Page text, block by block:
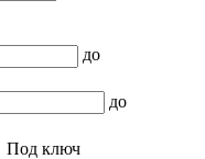
до
до
Под ключ